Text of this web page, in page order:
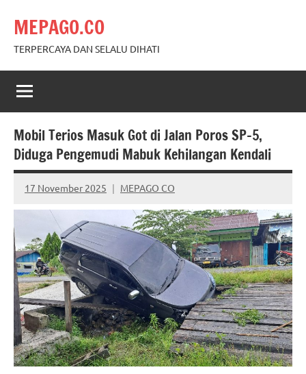
content
MEPAGO.CO
TERPERCAYA DAN SELALU DIHATI
Mobil Terios Masuk Got di Jalan Poros SP-5,
Diduga Pengemudi Mabuk Kehilangan Kendali
17 November 2025 MEPAGO CO
No
comments